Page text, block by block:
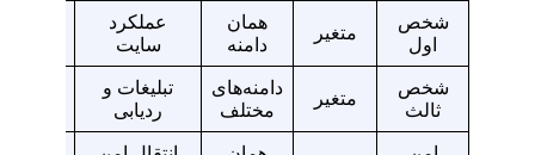
شخص
اول
متغیر
همان
دامنه
عملکرد
سایت
شخص
ثالث
متغیر
دامنه‌های
مختلف
تبلیغات و
ردیابی